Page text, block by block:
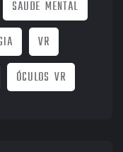
SAUDE MENTAL
VR
ÓCULOS VR